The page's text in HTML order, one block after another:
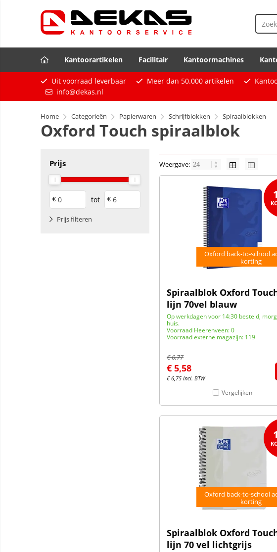
Kantoorartikelen Facilitair Kantoormachines
Uit voorraad leverbaar Meer dan 50.000 artikelen
info@dekas.nl
Home Categorieën Papierwaren Schrijfblokken Spiraalblokken
Oxford Touch spiraalblok
Prijs
€ tot €
Prijs filteren
Weergave:
Oxford back-to-school
korting
Spiraalblok Oxford
lijn 70vel blauw
Op werkdagen voor 14:30 besteld,
huis.
Voorraad Heerenveen: 0
Voorraad externe magazijn: 119
€6,77
€ 5,58
€6,75 Incl. BTW
Vergelijken
Oxford back-to-school
korting
Spiraalblok Oxford
lijn 70 vel lichtgrijs